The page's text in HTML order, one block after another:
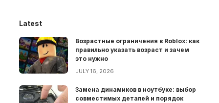
Latest
Возрастные ограничения в Roblox: как
правильно указать возраст и зачем
это нужно
JULY 16, 2026
Замена динамиков в ноутбуке: выбор
совместимых деталей и порядок